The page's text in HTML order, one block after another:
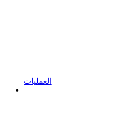
العمليات